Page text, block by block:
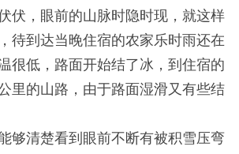
伏，眼前的山脉时隐时现，就这样
待到达当晚住宿的农家乐时雨还在
很低，路面开始结了冰，到住宿的
里的山路，由于路面湿滑又有些结
够清楚看到眼前不断有被积雪压弯